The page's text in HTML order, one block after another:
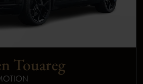
Touareg